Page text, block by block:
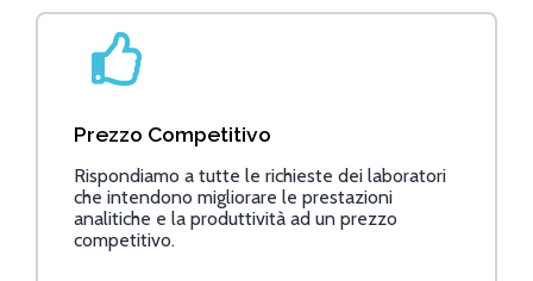
Prezzo Competitivo
Rispondiamo a tutte le richieste dei laboratori
che intendono migliorare le prestazioni
analitiche e la produttività ad un prezzo
competitivo.